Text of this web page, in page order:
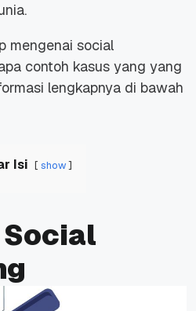
mengenai social
contoh kasus yang yang
lengkapnya di bawah
Isi show